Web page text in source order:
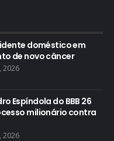
doméstico em
de novo câncer
2026
Espíndola do BBB 26
milionário contra
2026